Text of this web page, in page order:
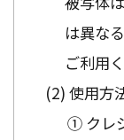
は異な
ご利用
使用方
① クレ